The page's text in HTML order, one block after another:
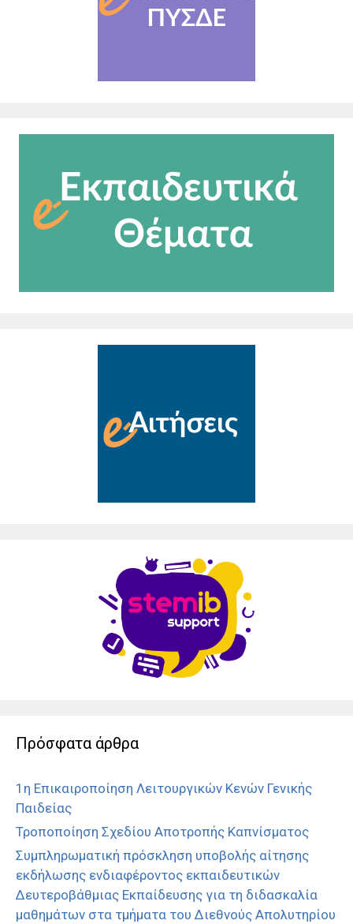
Πρόσφατα άρθρα
1η Επικαιροποίηση Λειτουργικών Κενών Γενικής
Παιδείας
Τροποποίηση Σχεδίου Αποτροπής Καπνίσματος
Συμπληρωματική πρόσκληση υποβολής αίτησης
εκδήλωσης ενδιαφέροντος εκπαιδευτικών
Δευτεροβάθμιας Εκπαίδευσης για τη διδασκαλία
μαθημάτων στα τμήματα του Διεθνούς Απολυτηρίου